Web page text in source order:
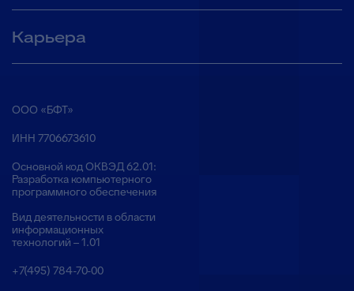
Карьера
ООО «БФТ»
ИНН 7706673610
Основной код ОКВЭД 62.01:
Разработка компьютерного
программного обеспечения
Вид деятельности в области
информационных
технологий – 1.01
+7(495) 784-70-00